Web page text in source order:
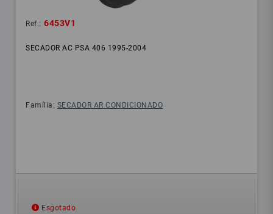
Ref.: 6453V1
SECADOR AC PSA 406 1995-2004
Família: SECADOR AR CONDICIONADO
Esgotado